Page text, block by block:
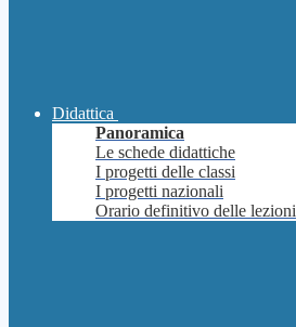
Didattica
Panoramica
Le schede didattiche
I progetti delle classi
I progetti nazionali
Orario definitivo delle lezioni